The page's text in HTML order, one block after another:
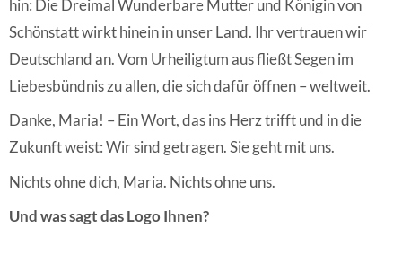
hin: Die Dreimal Wunderbare Mutter und Königin von
Schönstatt wirkt hinein in unser Land. Ihr vertrauen wir
Deutschland an. Vom Urheiligtum aus fließt Segen im
Liebesbündnis zu allen, die sich dafür öffnen – weltweit.
Danke, Maria! – Ein Wort, das ins Herz trifft und in die
Zukunft weist: Wir sind getragen. Sie geht mit uns.
Nichts ohne dich, Maria. Nichts ohne uns.
Und was sagt das Logo Ihnen?